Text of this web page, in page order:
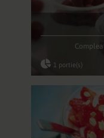
1 portie(s)